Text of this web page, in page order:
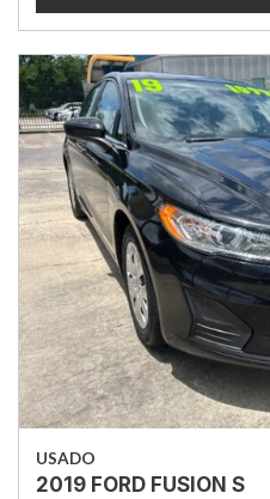
USADO
2019 FORD FUSION S